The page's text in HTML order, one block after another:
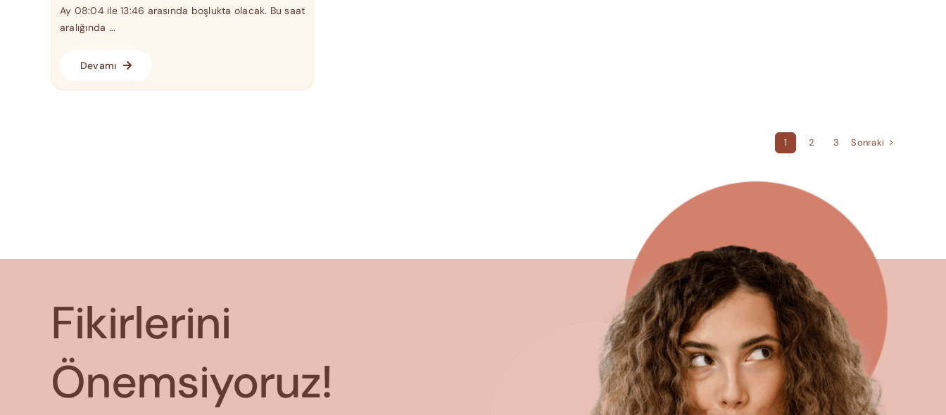
Ay 08:04 ile 13:46 arasında boşlukta olacak. Bu saat
aralığında ...
Devamı
1 2 3 Sonraki
Fikirlerini
Önemsiyoruz!